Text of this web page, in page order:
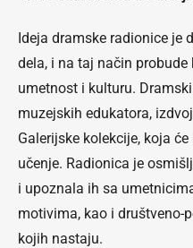
Ideja dramske radionice je
dela, i na taj način
umetnost i kulturu.
muzejskih edukatora,
Galerijske kolekcije, koja
učenje. Radionica je
i upoznala ih sa
motivima, kao i
kojih nastaju.